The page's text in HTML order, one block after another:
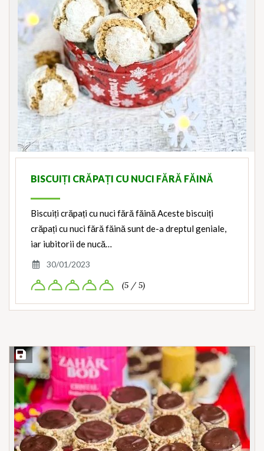
BISCUIȚI CRĂPAȚI CU NUCI FĂRĂ FĂINĂ
Biscuiți crăpați cu nuci fără făină Aceste biscuiți
crăpați cu nuci fără făină sunt de-a dreptul geniale,
iar iubitorii de nucă…
30/01/2023
(5 / 5)
Save Recipe